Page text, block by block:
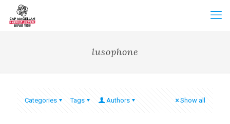
lusophone
Categories Tags Authors Show all